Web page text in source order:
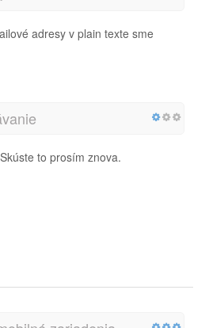
adresy v plain texte sme
to prosím znova.